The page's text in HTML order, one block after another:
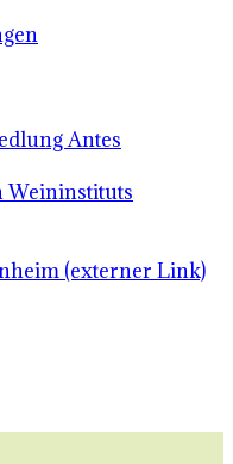
Antes
Weininstituts
(externer Link)